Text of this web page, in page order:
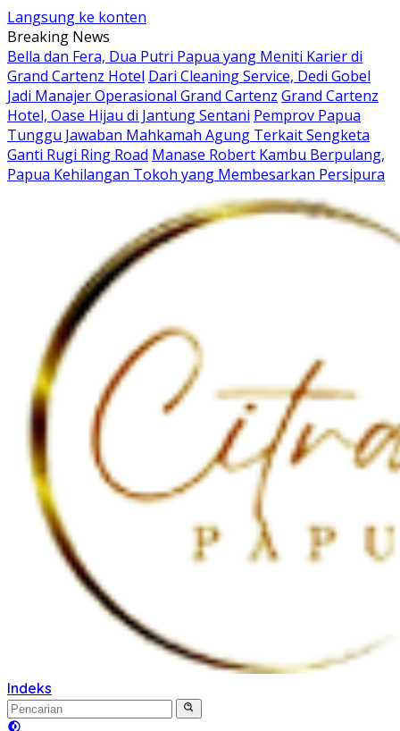
Langsung ke konten
Breaking News
Bella dan Fera, Dua Putri Papua yang Meniti Karier di
Grand Cartenz Hotel Dari Cleaning Service, Dedi Gobel
Jadi Manajer Operasional Grand Cartenz Grand Cartenz
Hotel, Oase Hijau di Jantung Sentani Pemprov Papua
Tunggu Jawaban Mahkamah Agung Terkait Sengketa
Ganti Rugi Ring Road Manase Robert Kambu Berpulang,
Papua Kehilangan Tokoh yang Membesarkan Persipura
Indeks